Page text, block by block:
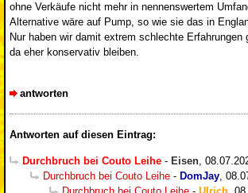
ohne Verkäufe nicht mehr in nennenswertem
Alternative wäre auf Pump, so wie sie das in
Nur haben wir damit extrem schlechte Erfahrungen
da eher konservativ bleiben.
antworten
Antworten auf diesen Eintrag:
Durchbruch bei Couto Leihe - Eisen,
Durchbruch bei Couto Leihe - DomJay,